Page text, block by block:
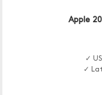
Apple
✓
✓